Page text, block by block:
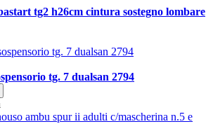
tg2 h26cm cintura sostegno lombare
tg. 7 dualsan 2794